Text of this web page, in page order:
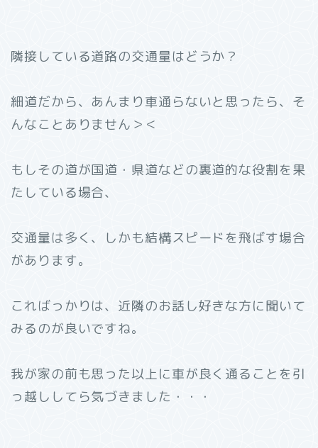
隣接している道路の交通量はどうか？
細道だから、あんまり車通らないと思ったら、そ
んなことありません＞＜
もしその道が国道・県道などの裏道的な役割を果
たしている場合、
交通量は多く、しかも結構スピードを飛ばす場合
があります。
こればっかりは、近隣のお話し好きな方に聞いて
みるのが良いですね。
我が家の前も思った以上に車が良く通ることを引
っ越ししてら気づきました・・・